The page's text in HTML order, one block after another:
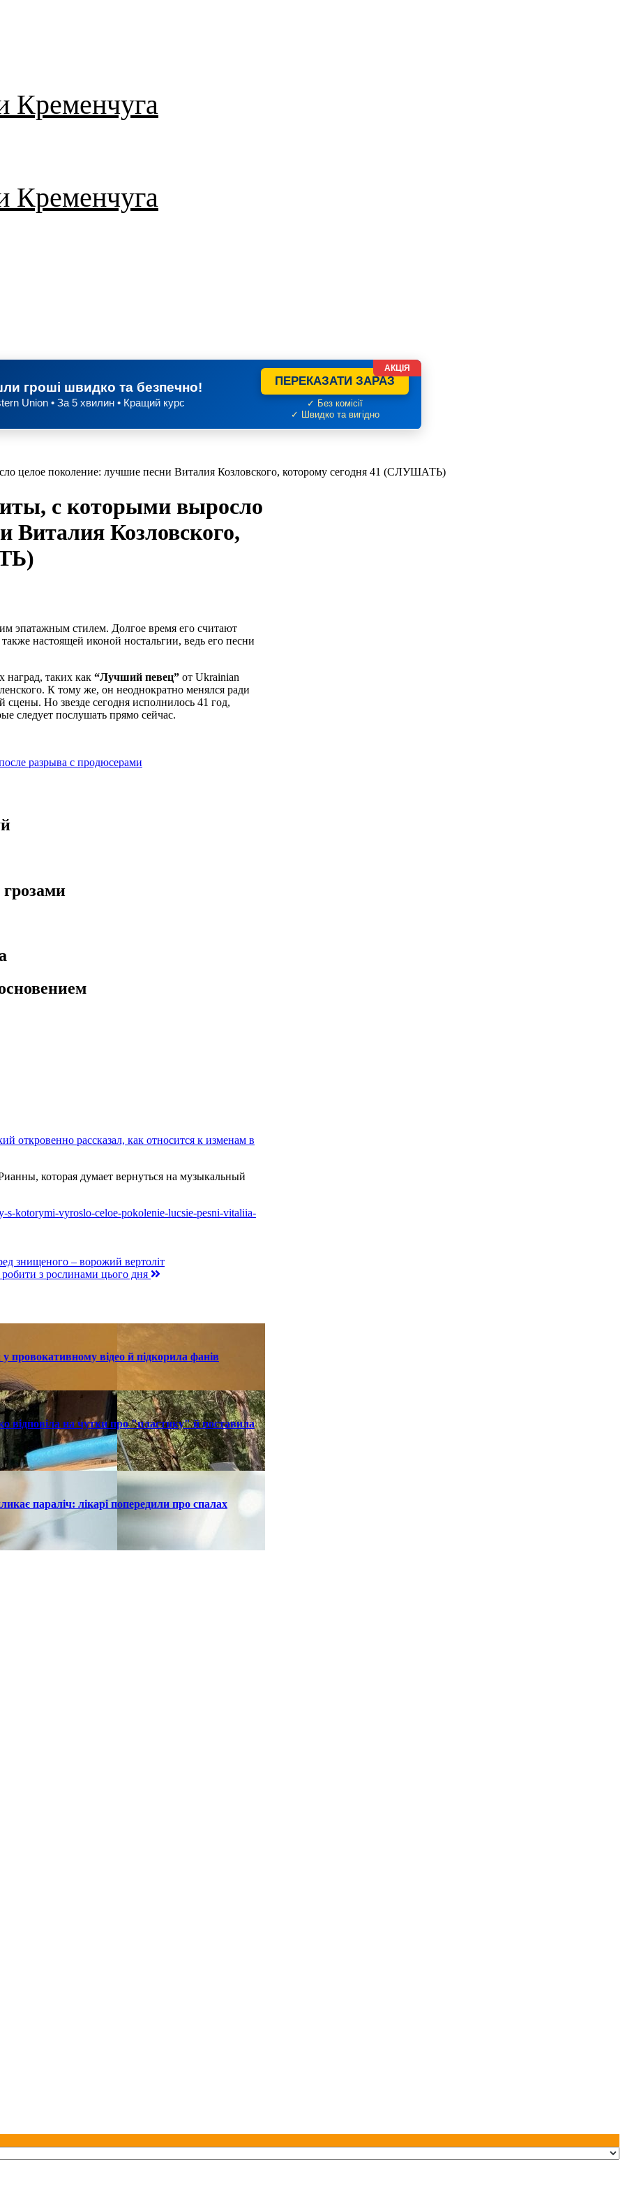
Кременчуга
Кременчуга
гроші швидко та безпечно!
Union • За 5 хвилин • Кращий курс
ПЕРЕКАЗАТИ ЗАРАЗ
✓ Без комісії
✓ Швидко та вигідно
АКЦІЯ
целое поколение: лучшие песни Виталия Козловского, которому сегодня 41 (СЛУШАТЬ)
с которыми выросло
Виталия Козловского,
эпатажным стилем. Долгое время его считают
настоящей иконой ностальгии, ведь его песни
наград, таких как “Лучший певец” от Ukrainian
К тому же, он неоднократно менялся ради
Но звезде сегодня исполнилось 41 год,
следует послушать прямо сейчас.
разрыва с продюсерами
рассказал, как относится к изменам в
которая думает вернуться на музыкальный
s-kotorymi-vyroslo-celoe-pokolenie-lucsie-pesni-vitaliia-
знищеного – ворожий вертоліт
з рослинами цього дня
провокативному відео й підкорила фанів
відповіла на чутки про "пластику" й поставила
параліч: лікарі попередили про спалах